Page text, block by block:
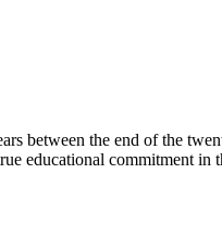
between the end of the
educational commitment in